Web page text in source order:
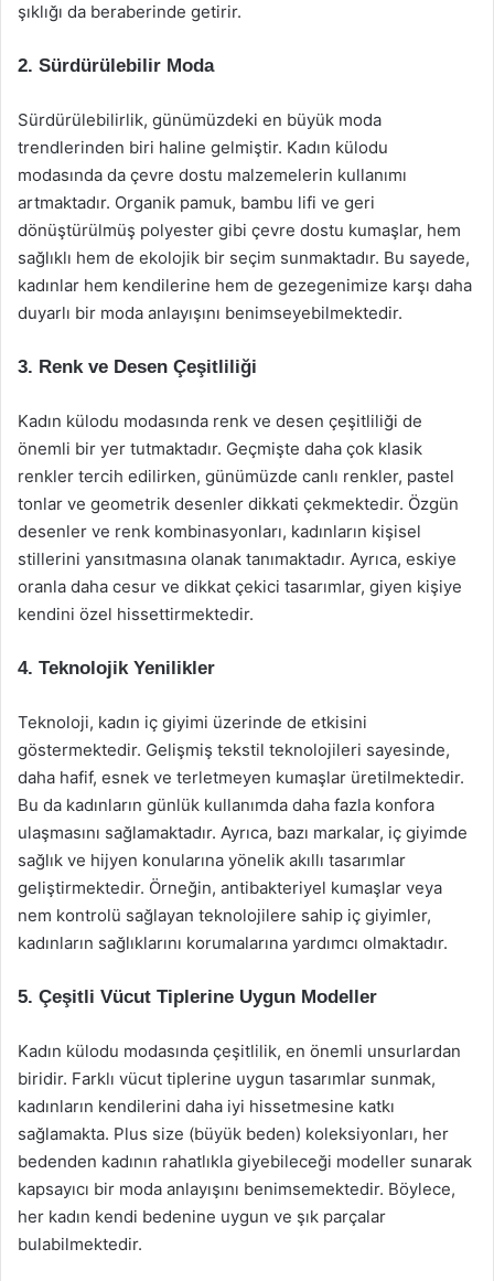
şıklığı da beraberinde getirir.
2. Sürdürülebilir Moda
Sürdürülebilirlik, günümüzdeki en büyük moda
trendlerinden biri haline gelmiştir. Kadın külodu
modasında da çevre dostu malzemelerin kullanımı
artmaktadır. Organik pamuk, bambu lifi ve geri
dönüştürülmüş polyester gibi çevre dostu kumaşlar, hem
sağlıklı hem de ekolojik bir seçim sunmaktadır. Bu sayede,
kadınlar hem kendilerine hem de gezegenimize karşı daha
duyarlı bir moda anlayışını benimseyebilmektedir.
3. Renk ve Desen Çeşitliliği
Kadın külodu modasında renk ve desen çeşitliliği de
önemli bir yer tutmaktadır. Geçmişte daha çok klasik
renkler tercih edilirken, günümüzde canlı renkler, pastel
tonlar ve geometrik desenler dikkati çekmektedir. Özgün
desenler ve renk kombinasyonları, kadınların kişisel
stillerini yansıtmasına olanak tanımaktadır. Ayrıca, eskiye
oranla daha cesur ve dikkat çekici tasarımlar, giyen kişiye
kendini özel hissettirmektedir.
4. Teknolojik Yenilikler
Teknoloji, kadın iç giyimi üzerinde de etkisini
göstermektedir. Gelişmiş tekstil teknolojileri sayesinde,
daha hafif, esnek ve terletmeyen kumaşlar üretilmektedir.
Bu da kadınların günlük kullanımda daha fazla konfora
ulaşmasını sağlamaktadır. Ayrıca, bazı markalar, iç giyimde
sağlık ve hijyen konularına yönelik akıllı tasarımlar
geliştirmektedir. Örneğin, antibakteriyel kumaşlar veya
nem kontrolü sağlayan teknolojilere sahip iç giyimler,
kadınların sağlıklarını korumalarına yardımcı olmaktadır.
5. Çeşitli Vücut Tiplerine Uygun Modeller
Kadın külodu modasında çeşitlilik, en önemli unsurlardan
biridir. Farklı vücut tiplerine uygun tasarımlar sunmak,
kadınların kendilerini daha iyi hissetmesine katkı
sağlamakta. Plus size (büyük beden) koleksiyonları, her
bedenden kadının rahatlıkla giyebileceği modeller sunarak
kapsayıcı bir moda anlayışını benimsemektedir. Böylece,
her kadın kendi bedenine uygun ve şık parçalar
bulabilmektedir.